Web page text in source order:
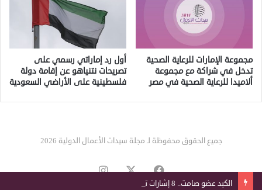
الكبد عضو صامت.. 8 إشارات تكشف تدهور وظائفه
مجموعة الإمارات للرعاية الصحية
تدخل في شراكة مع مجموعة
ألاميدا للرعاية الصحية في مصر
أول رد إماراتي رسمي على
تصريحات نتنياهو عن إقامة دولة
فلسطينية على الأراضي السعودية
جميع الحقوق محفوظة لـ مجلة سيدات الأعمال الدولية 2026
فيسبوك
‫X انستقرام